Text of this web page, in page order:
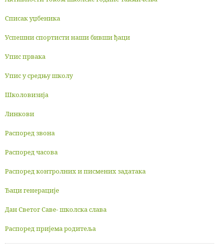
Списак уџбеника
Успешни спортисти наши бивши ђаци
Упис првака
Упис у средњу школу
Школовизија
Линкови
Распоред звона
Распоред часова
Распоред контролних и писмених задатака
Ђаци генерације
Дан Светог Саве- школска слава
Распоред пријема родитеља